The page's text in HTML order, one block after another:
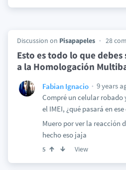
Discussion on Pisapapeles 28
Esto es todo lo que
a la Homologación
Fabian Ignacio
9 years
Compré un celular robado
el IMEI, ¿qué pasará en ese
Muero por ver la reacción
hecho eso jaja
5 View